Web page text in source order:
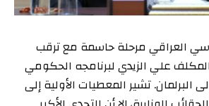
العراقي مرحلة حاسمة مع ترقب
علي الزيدي لبرنامجه الحكومي
البرلمان. تشير المعطيات الأولية إلى